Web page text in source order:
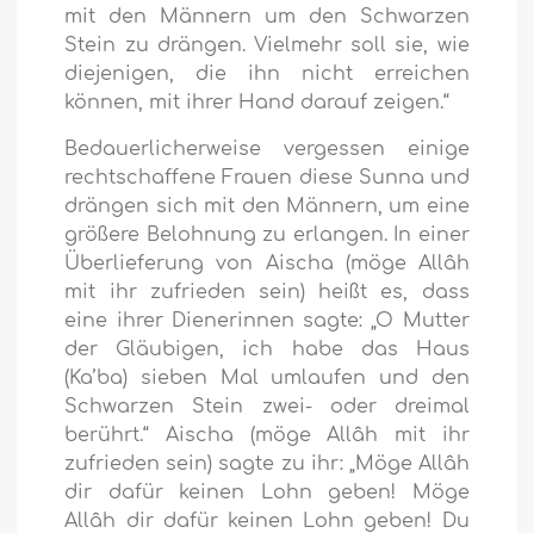
mit den Männern um den Schwarzen
Stein zu drängen. Vielmehr soll sie, wie
diejenigen, die ihn nicht erreichen
können, mit ihrer Hand darauf zeigen.“
Bedauerlicherweise vergessen einige
rechtschaffene Frauen diese Sunna und
drängen sich mit den Männern, um eine
größere Belohnung zu erlangen. In einer
Überlieferung von Aischa (möge Allâh
mit ihr zufrieden sein) heißt es, dass
eine ihrer Dienerinnen sagte: „O Mutter
der Gläubigen, ich habe das Haus
(Ka’ba) sieben Mal umlaufen und den
Schwarzen Stein zwei- oder dreimal
berührt.“ Aischa (möge Allâh mit ihr
zufrieden sein) sagte zu ihr: „Möge Allâh
dir dafür keinen Lohn geben! Möge
Allâh dir dafür keinen Lohn geben! Du